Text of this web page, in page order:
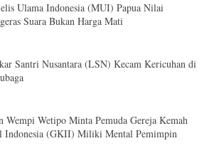
Ulama Indonesia (MUI) Papua Nilai
Suara Bukan Harga Mati
Santri Nusantara (LSN) Kecam Kericuhan di
Wempi Wetipo Minta Pemuda Gereja Kemah
Indonesia (GKII) Miliki Mental Pemimpin